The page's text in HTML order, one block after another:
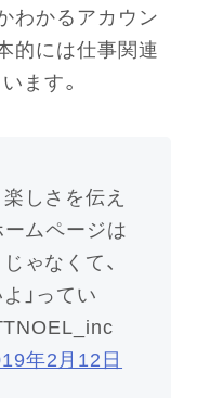
わかるアカウン
的には仕事関連
ます。
しさを伝え
ームページは
ゃなくて、
」ってい
年2月12日